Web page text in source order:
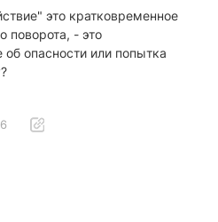
это кратковременное
поворота, - это
опасности или попытка
6